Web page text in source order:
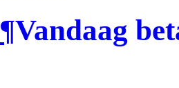
¶Vandaag